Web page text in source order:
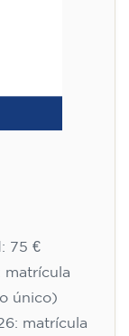
75 €
matrícula
único)
matrícula